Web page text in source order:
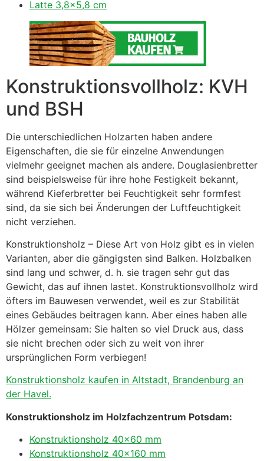
Latte 3,8×5,8 cm
Konstruktionsvollholz: KVH
und BSH
Die unterschiedlichen Holzarten haben andere
Eigenschaften, die sie für einzelne Anwendungen
vielmehr geeignet machen als andere. Douglasienbretter
sind beispielsweise für ihre hohe Festigkeit bekannt,
während Kieferbretter bei Feuchtigkeit sehr formfest
sind, da sie sich bei Änderungen der Luftfeuchtigkeit
nicht verziehen.
Konstruktionsholz – Diese Art von Holz gibt es in vielen
Varianten, aber die gängigsten sind Balken. Holzbalken
sind lang und schwer, d. h. sie tragen sehr gut das
Gewicht, das auf ihnen lastet. Konstruktionsvollholz wird
öfters im Bauwesen verwendet, weil es zur Stabilität
eines Gebäudes beitragen kann. Aber eines haben alle
Hölzer gemeinsam: Sie halten so viel Druck aus, dass
sie nicht brechen oder sich zu weit von ihrer
ursprünglichen Form verbiegen!
Konstruktionsholz kaufen in Altstadt, Brandenburg an
der Havel.
Konstruktionsholz im Holzfachzentrum Potsdam:
Konstruktionsholz 40×60 mm
Konstruktionsholz 40×160 mm